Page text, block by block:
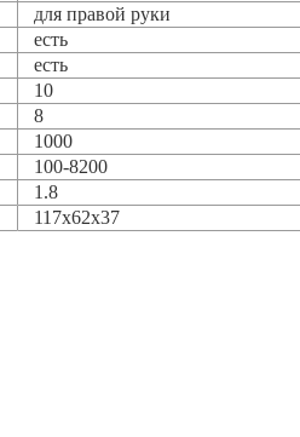
для правой руки
есть
есть
10
8
1000
100-8200
1.8
117x62x37